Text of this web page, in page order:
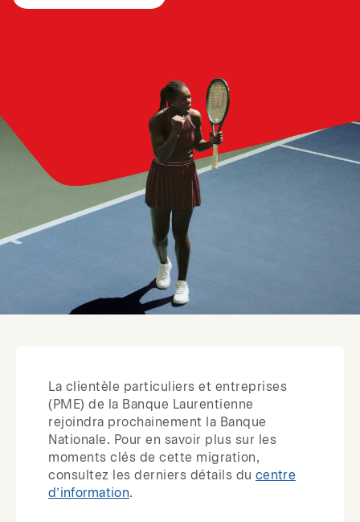
Devenir client
La clientèle particuliers et entreprises
(PME) de la Banque Laurentienne
rejoindra prochainement la Banque
Nationale. Pour en savoir plus sur les
moments clés de cette migration,
consultez les derniers détails du centre
d’information.